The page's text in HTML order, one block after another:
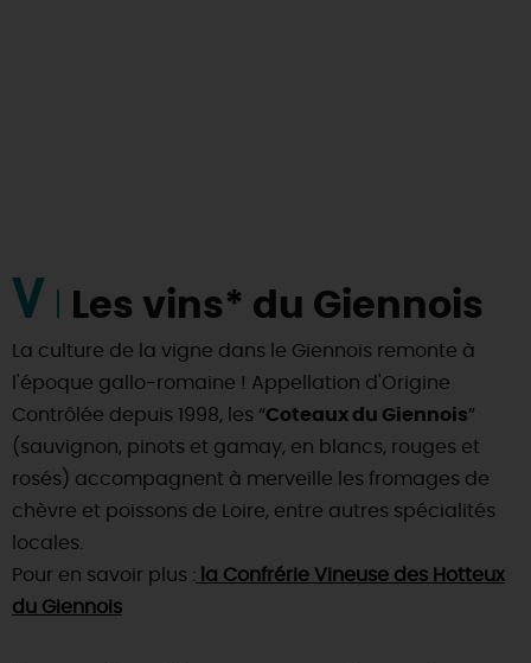
V Les vins* du Giennois
La culture de la vigne dans le Giennois remonte à
l'époque gallo-romaine ! Appellation d'Origine
Contrôlée depuis 1998, les “Coteaux du Giennois”
(sauvignon, pinots et gamay, en blancs, rouges et
rosés) accompagnent à merveille les fromages de
chèvre et poissons de Loire, entre autres spécialités
locales.
Pour en savoir plus : la Confrérie Vineuse des Hotteux
du Giennois